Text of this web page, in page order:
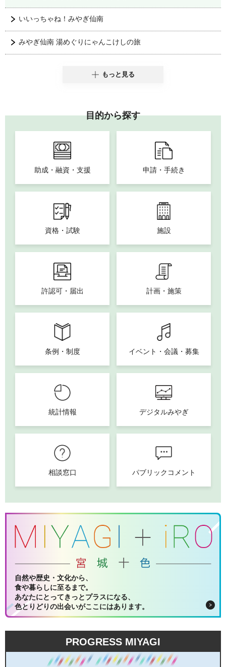
いいっちゃね！みやぎ仙南
みやぎ仙南 湯めぐりにゃんこけしの旅
もっと見る
目的から探す
助成・融資・支援 申請・手続き
資格・試験 施設
許認可・届出 計画・施策
条例・制度 イベント・会議・募集
統計情報 デジタルみやぎ
相談窓口 パブリックコメント
自然や歴史・文化から、
食や暮らしに至るまで。
あなたにとってきっとプラスになる、
色とりどりの出会いがここにはあります。
PROGRESS MIYAGI